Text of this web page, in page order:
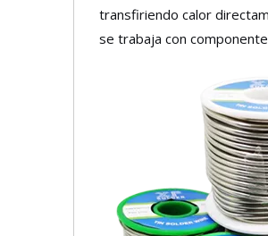
transfiriendo calor
se trabaja con